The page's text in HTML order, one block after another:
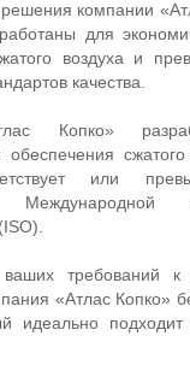
компании
для
воздуха и
качества.
Копко»
сжатого
или
Международной
требований к
«Атлас Копко»
идеально